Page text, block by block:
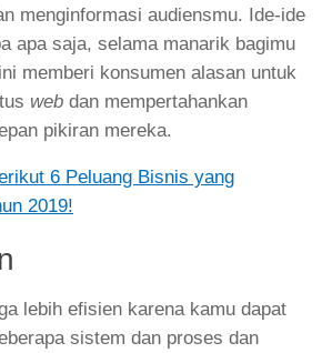
menginformasi audiensmu. Ide-ide
apa saja, selama manarik bagimu
memberi konsumen alasan untuk
web dan mempertahankan
pikiran mereka.
6 Peluang Bisnis yang
2019!
lebih efisien karena kamu dapat
sistem dan proses dan